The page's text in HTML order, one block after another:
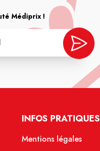
Médiprix !
INFOS PRATIQUES
Mentions légales